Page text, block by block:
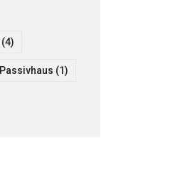
(4)
Passivhaus (1)